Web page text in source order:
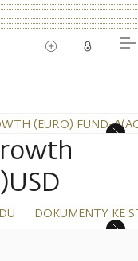
(EURO) FUND-
DOKUMENTY KE